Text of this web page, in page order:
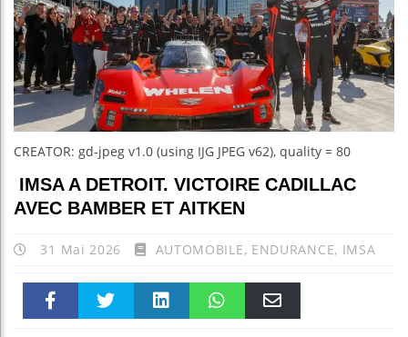
CREATOR: gd-jpeg v1.0 (using IJG JPEG v62), quality = 80
IMSA A DETROIT. VICTOIRE CADILLAC
AVEC BAMBER ET AITKEN
31 Mai 2026 AUTOMOBILE, ENDURANCE, IMSA